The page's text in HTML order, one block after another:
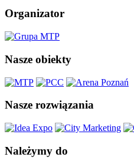
Organizator
Nasze obiekty
Nasze rozwiązania
Należymy do